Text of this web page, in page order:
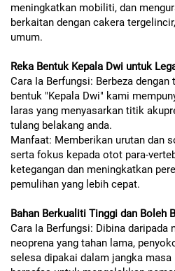
meningkatkan mobiliti, dan
berkaitan dengan cakera
umum.
Reka Bentuk Kepala Dwi untuk
Cara Ia Berfungsi: Berbeza
bentuk "Kepala Dwi" kami
laras yang menyasarkan titik
tulang belakang anda.
Manfaat: Memberikan urutan dan
serta fokus kepada otot para-
ketegangan dan meningkatkan
pemulihan yang lebih cepat.
Bahan Berkualiti Tinggi dan Boleh
Cara Ia Berfungsi: Dibina daripada
neoprena yang tahan lama,
selesa dipakai dalam jangka masa